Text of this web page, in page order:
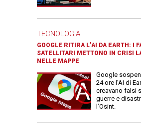
TECNOLOGIA
GOOGLE RITIRA L’AI DA EARTH: I
SATELLITARI METTONO IN CRISI
NELLE MAPPE
Google
24 ore l’AI di
creavano falsi
guerre e
l’Osint.